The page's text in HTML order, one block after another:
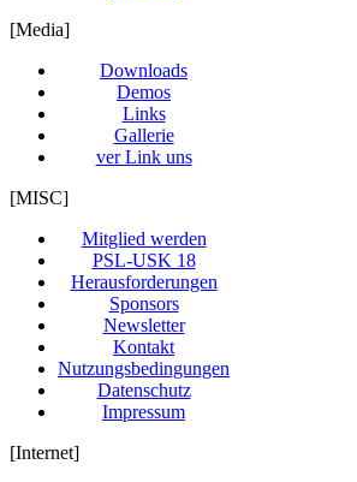
[Media]
Downloads
Demos
Links
Gallerie
ver Link uns
[MISC]
Mitglied werden
PSL-USK 18
Herausforderungen
Sponsors
Newsletter
Kontakt
Nutzungsbedingungen
Datenschutz
Impressum
[Internet]